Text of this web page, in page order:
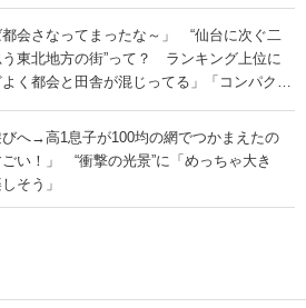
都会さなってまったな～」 “仙台に次ぐ二
東北地方の街”って？ ランキング上位に
よく都会と田舎が混じってる」「コンパクト
へ→高1息子が100均の網でつかまえたの
い！」 “衝撃の光景”に「めっちゃ大き
そう」